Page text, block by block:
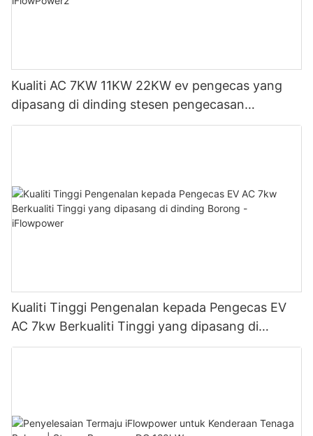
Kualiti AC 7KW 11KW 22KW ev pengecas yang
dipasang di dinding stesen pengecasan
kenderaan elektrik Pengeluar | iFlowPower2
Kualiti Tinggi Pengenalan kepada Pengecas EV
AC 7kw Berkualiti Tinggi yang dipasang di
dinding Borong - iFlowpower